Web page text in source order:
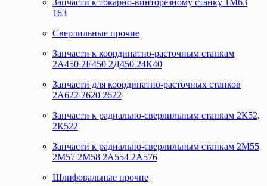
Запчасти к токарно-винторезному станку 1М63
163
Сверлильные прочие
Запчасти к координатно-расточным станкам
2А450 2Е450 2Д450 24К40
Запчасти для координатно-расточных станков
2А622 2620 2622
Запчасти к радиально-сверлильным станкам 2К52,
2К522
Запчасти к радиально-сверлильным станкам 2М55
2М57 2М58 2А554 2А576
Шлифовальные прочие